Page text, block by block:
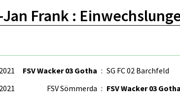
Frank :
FSV Wacker 03 Gotha : SG FC 02 Barchfeld
FSV Sömmerda : FSV Wacker 03 Gotha